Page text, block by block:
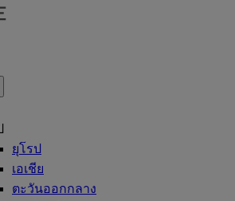
ยุโรป
เอเชีย
ตะวันออกกลาง